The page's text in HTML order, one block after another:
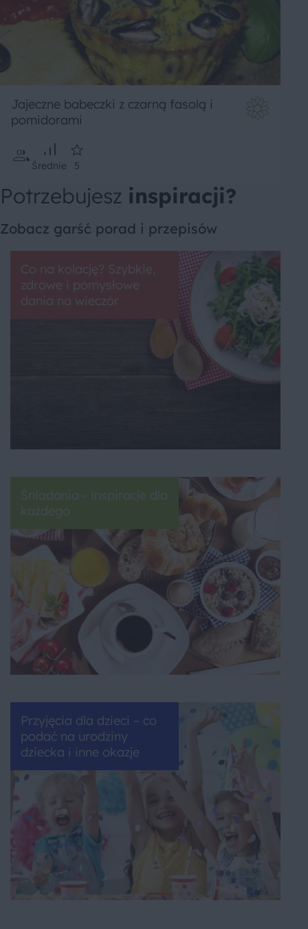
Jajeczne babeczki z czarną fasolą i
pomidorami
Średnie 5
Potrzebujesz inspiracji?
Zobacz garść porad i przepisów
Co na kolację? Szybkie,
zdrowe i pomysłowe
dania na wieczór
Śniadania - inspiracje dla
każdego
Przyjęcia dla dzieci – co
podać na urodziny
dziecka i inne okazje